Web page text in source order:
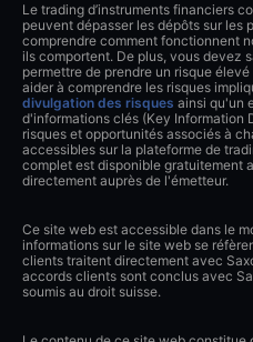
Le trading d’instruments financiers
peuvent dépasser les dépôts sur les
comprendre comment fonctionnent
ils comportent. De plus, vous devez
permettre de prendre un risque
aider à comprendre les risques
divulgation des risques ainsi qu'un
d'informations clés (Key Information
risques et opportunités associés à
accessibles sur la plateforme de
complet est disponible gratuitement
directement auprès de l'émetteur.
Ce site web est accessible dans le
informations sur le site web se
clients traitent directement avec
accords clients sont conclus avec
soumis au droit suisse.